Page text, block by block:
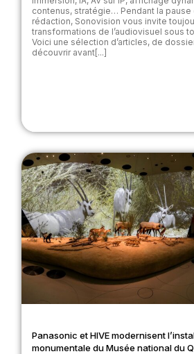
contenus, stratégie… Pendant la pause
rédaction, Sonovision vous invite
transformations de l’audiovisuel sous
Voici une sélection d’articles, de
découvrir avant[...]
Panasonic et HIVE modernisent
monumentale du Musée national du